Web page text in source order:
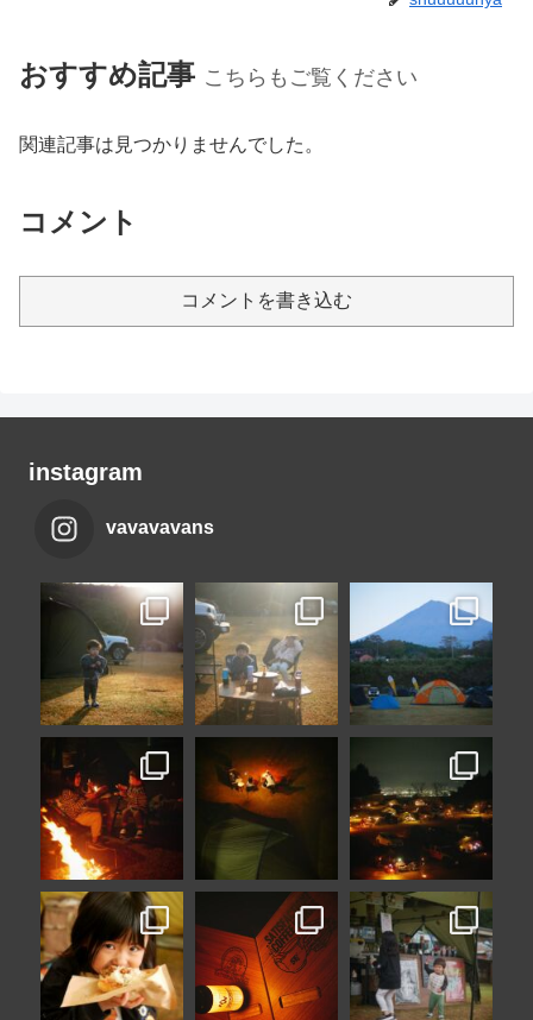
おすすめ記事 こちらもご覧ください
関連記事は見つかりませんでした。
コメント
コメントを書き込む
instagram
vavavavans